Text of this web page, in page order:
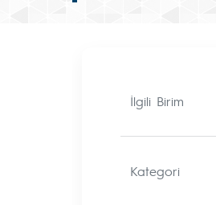
İlgili Birim
Kategori